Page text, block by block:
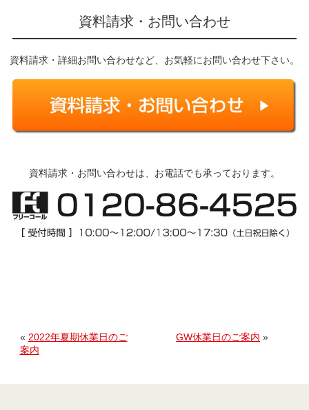
資料請求・お問い合わせ
資料請求・詳細お問い合わせなど、お気軽にお問い合わせ下さい。
資料請求・お問い合わせは、お電話でも承っております。
« 2022年夏期休業日のご
案内
GW休業日のご案内 »